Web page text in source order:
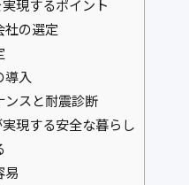
現するポイント
社の選定
導入
ンスと耐震診断
現する安全な暮らし
易